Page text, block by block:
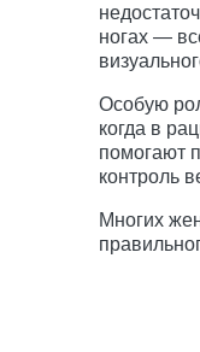
ногах —
Особую
когда в
помогают
контроль
Многих